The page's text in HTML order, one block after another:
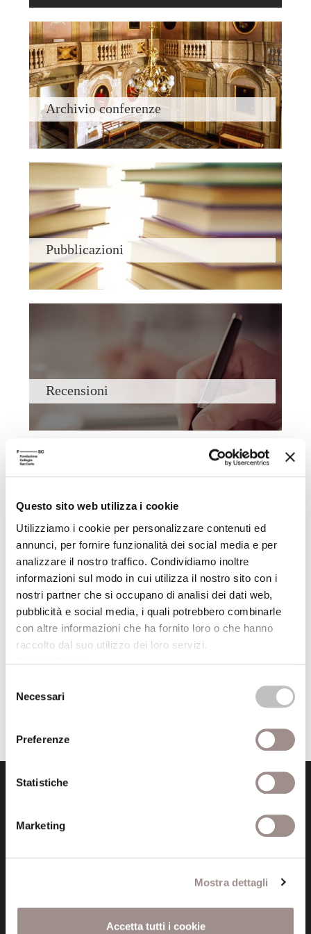
Questo sito web utilizza i cookie
Utilizziamo i cookie per personalizzare contenuti ed
annunci, per fornire funzionalità dei social media e per
analizzare il nostro traffico. Condividiamo inoltre
informazioni sul modo in cui utilizza il nostro sito con i
nostri partner che si occupano di analisi dei dati web,
pubblicità e social media, i quali potrebbero combinarle
con altre informazioni che ha fornito loro o che hanno
raccolto dal suo utilizzo dei loro servizi.
delNecessari
Preferenze
Statistiche
Marketing
Mostra dettagli
Accetta tutti i cookie
Archivio conferenze
Pubblicazioni
Recensioni
Filosofia con i bambini
Via San Carlo 5
P.I. 00641060363